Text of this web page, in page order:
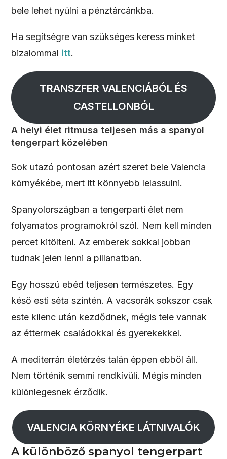
bele lehet nyúlni a pénztárcánkba.
Ha segítségre van szükséges keress minket
bizalommal itt.
TRANSZFER VALENCIÁBÓL ÉS
CASTELLONBÓL
A helyi élet ritmusa teljesen más a spanyol
tengerpart közelében
Sok utazó pontosan azért szeret bele Valencia
környékébe, mert itt könnyebb lelassulni.
Spanyolországban a tengerparti élet nem
folyamatos programokról szól. Nem kell minden
percet kitölteni. Az emberek sokkal jobban
tudnak jelen lenni a pillanatban.
Egy hosszú ebéd teljesen természetes. Egy
késő esti séta szintén. A vacsorák sokszor csak
este kilenc után kezdődnek, mégis tele vannak
az éttermek családokkal és gyerekekkel.
A mediterrán életérzés talán éppen ebből áll.
Nem történik semmi rendkívüli. Mégis minden
különlegesnek érződik.
VALENCIA KÖRNYÉKE LÁTNIVALÓK
A különböző spanyol tengerpart